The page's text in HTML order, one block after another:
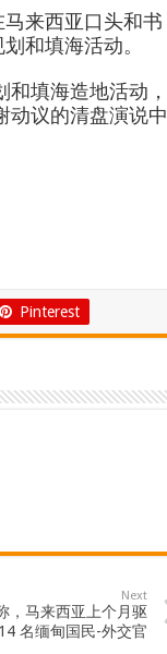
来西亚口头和书
和填海活动。
填海造地活动，
动议的清盘演说中
Pinterest
Next
，马来西亚上个月驱
名缅甸国民-外交官